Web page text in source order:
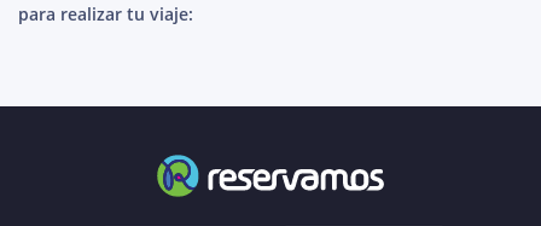
para realizar tu viaje: